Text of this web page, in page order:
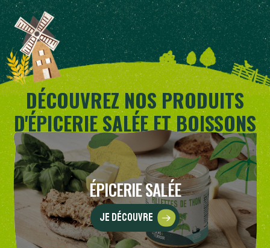
DÉCOUVREZ NOS PRODUITS
D'ÉPICERIE SALÉE ET BOISSONS
SANS ALCOOL
ÉPICERIE SALÉE
Je découvre